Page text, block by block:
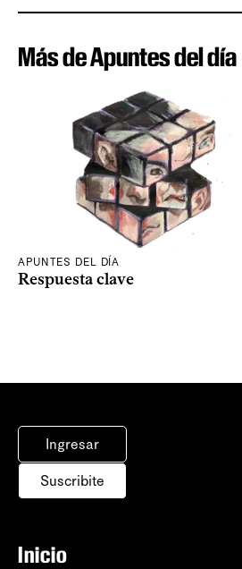
Más de Apuntes del día
APUNTES DEL DÍA
Respuesta clave
Ingresar
Suscribite
Inicio